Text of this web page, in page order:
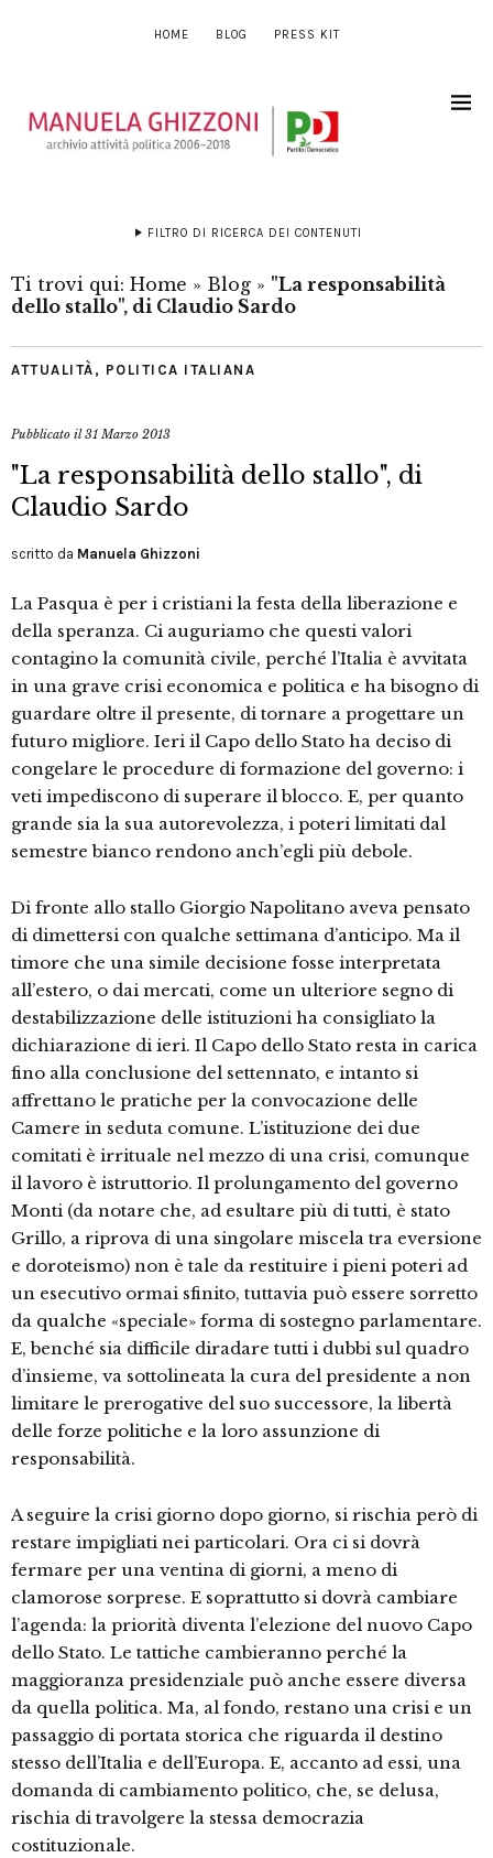
HOME BLOG PRESS KIT
FILTRO DI RICERCA DEI CONTENUTI
Ti trovi qui: Home » Blog » "La responsabilità
dello stallo", di Claudio Sardo
ATTUALITÀ , POLITICA ITALIANA
Pubblicato il31 Marzo 2013
"La responsabilità dello stallo", di
Claudio Sardo
scritto da Manuela Ghizzoni
La Pasqua è per i cristiani la festa della liberazione e
della speranza. Ci auguriamo che questi valori
contagino la comunità civile, perché l’Italia è avvitata
in una grave crisi economica e politica e ha bisogno di
guardare oltre il presente, di tornare a progettare un
futuro migliore. Ieri il Capo dello Stato ha deciso di
congelare le procedure di formazione del governo: i
veti impediscono di superare il blocco. E, per quanto
grande sia la sua autorevolezza, i poteri limitati dal
semestre bianco rendono anch’egli più debole.
Di fronte allo stallo Giorgio Napolitano aveva pensato
di dimettersi con qualche settimana d’anticipo. Ma il
timore che una simile decisione fosse interpretata
all’estero, o dai mercati, come un ulteriore segno di
destabilizzazione delle istituzioni ha consigliato la
dichiarazione di ieri. Il Capo dello Stato resta in carica
fino alla conclusione del settennato, e intanto si
affrettano le pratiche per la convocazione delle
Camere in seduta comune. L’istituzione dei due
comitati è irrituale nel mezzo di una crisi, comunque
il lavoro è istruttorio. Il prolungamento del governo
Monti (da notare che, ad esultare più di tutti, è stato
Grillo, a riprova di una singolare miscela tra eversione
e doroteismo) non è tale da restituire i pieni poteri ad
un esecutivo ormai sfinito, tuttavia può essere sorretto
da qualche «speciale» forma di sostegno parlamentare.
E, benché sia difficile diradare tutti i dubbi sul quadro
d’insieme, va sottolineata la cura del presidente a non
limitare le prerogative del suo successore, la libertà
delle forze politiche e la loro assunzione di
responsabilità.
A seguire la crisi giorno dopo giorno, si rischia però di
restare impigliati nei particolari. Ora ci si dovrà
fermare per una ventina di giorni, a meno di
clamorose sorprese. E soprattutto si dovrà cambiare
l’agenda: la priorità diventa l’elezione del nuovo Capo
dello Stato. Le tattiche cambieranno perché la
maggioranza presidenziale può anche essere diversa
da quella politica. Ma, al fondo, restano una crisi e un
passaggio di portata storica che riguarda il destino
stesso dell’Italia e dell’Europa. E, accanto ad essi, una
domanda di cambiamento politico, che, se delusa,
rischia di travolgere la stessa democrazia
costituzionale.